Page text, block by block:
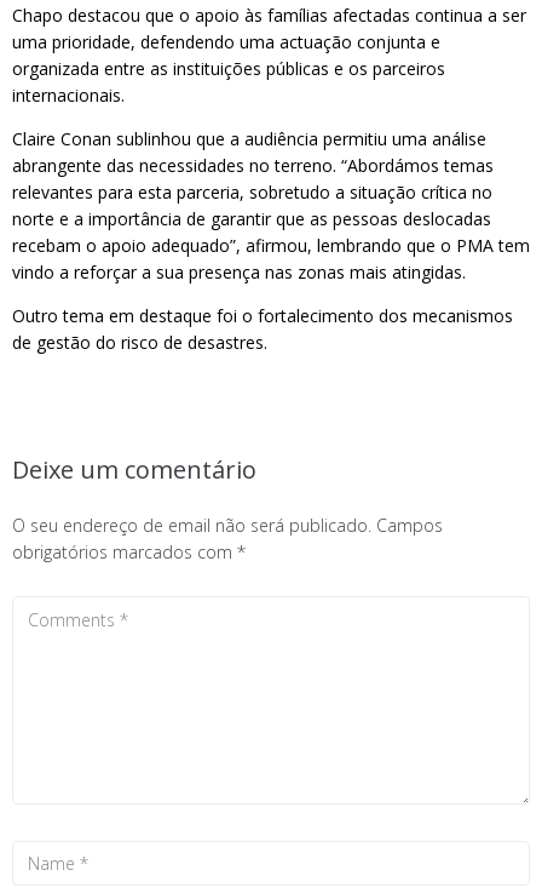
Chapo destacou que o apoio às famílias afectadas continua a ser
uma prioridade, defendendo uma actuação conjunta e
organizada entre as instituições públicas e os parceiros
internacionais.
Claire Conan sublinhou que a audiência permitiu uma análise
abrangente das necessidades no terreno. “Abordámos temas
relevantes para esta parceria, sobretudo a situação crítica no
norte e a importância de garantir que as pessoas deslocadas
recebam o apoio adequado”, afirmou, lembrando que o PMA tem
vindo a reforçar a sua presença nas zonas mais atingidas.
Outro tema em destaque foi o fortalecimento dos mecanismos
de gestão do risco de desastres.
Deixe um comentário
O seu endereço de email não será publicado. Campos
obrigatórios marcados com *